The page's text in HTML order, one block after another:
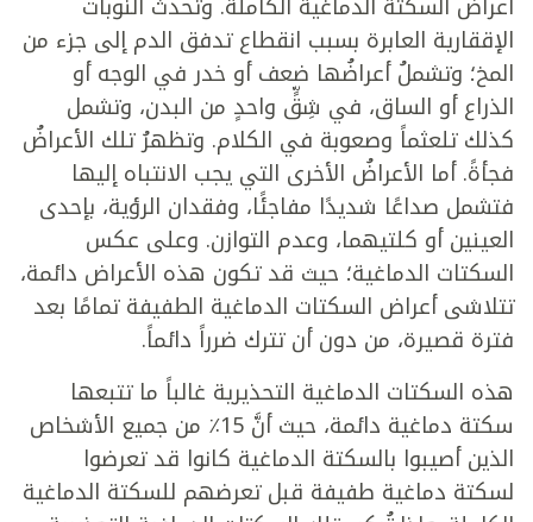
الإققارية العابرة بسبب انقطاع تدفق الدم إلى جزء من
المخ؛ وتشملُ أعراضُها ضعف أو خدر في الوجه أو
الذراع أو الساق، في شِقٍّ واحدٍ من البدن، وتشمل
كذلك تلعثماً وصعوبة في الكلام. وتظهرُ تلك الأعراضُ
فجأةً. أما الأعراضُ الأخرى التي يجب الانتباه إليها
فتشمل صداعًا شديدًا مفاجئًا، وفقدان الرؤية، بإحدى
العينين أو كلتيهما، وعدم التوازن. وعلى عكس
السكتات الدماغية؛ حيث قد تكون هذه الأعراض دائمة،
تتلاشى أعراض السكتات الدماغية الطفيفة تمامًا بعد
فترة قصيرة، من دون أن تترك ضرراً دائماً.
هذه السكتات الدماغية التحذيرية غالباً ما تتبعها
سكتة دماغية دائمة، حيث أنَّ 15٪ من جميع الأشخاص
الذين أصيبوا بالسكتة الدماغية كانوا قد تعرضوا
لسكتة دماغية طفيفة قبل تعرضهم للسكتة الدماغية